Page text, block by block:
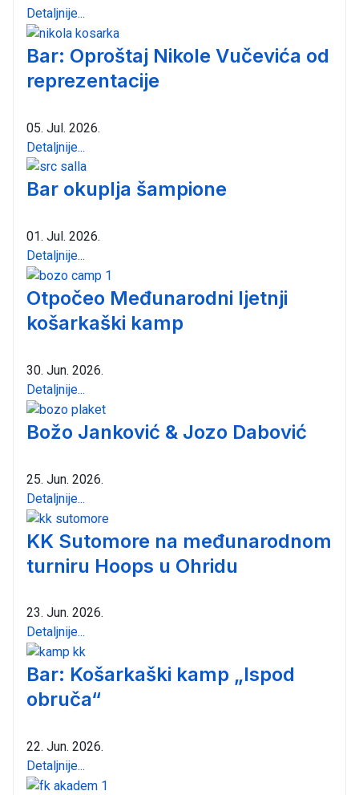
Detaljnije...
Bar: Oproštaj Nikole Vučevića od
reprezentacije
05. Jul. 2026.
Detaljnije...
Bar okuplja šampione
01. Jul. 2026.
Detaljnije...
Otpočeo Međunarodni ljetnji
košarkaški kamp
30. Jun. 2026.
Detaljnije...
Božo Janković & Jozo Dabović
25. Jun. 2026.
Detaljnije...
KK Sutomore na međunarodnom
turniru Hoops u Ohridu
23. Jun. 2026.
Detaljnije...
Bar: Košarkaški kamp „Ispod
obruča“
22. Jun. 2026.
Detaljnije...